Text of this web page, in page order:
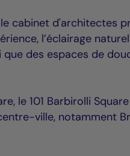
cabinet d'architectes
l’éclairage
des espaces de
le 101 Barbirolli
ville, notamment